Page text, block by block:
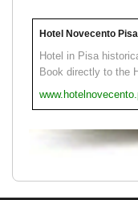
Hotel Novecento Pisa
Hotel in Pisa
Book directly to the